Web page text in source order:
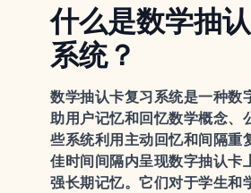
什么是数学抽
系统？
数学抽认卡复习系统是一种数
助用户记忆和回忆数学概念、
些系统利用主动回忆和间隔重
佳时间间隔内呈现数字抽认卡
强长期记忆。它们对于学生和